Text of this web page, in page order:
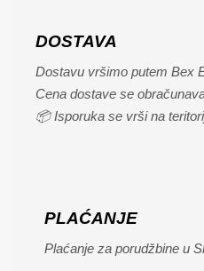
DOSTAVA
Dostavu vršimo putem Bex
Cena dostave se
📦 Isporuka se vrši na
PLAĆANJE
Plaćanje za porudžbine u